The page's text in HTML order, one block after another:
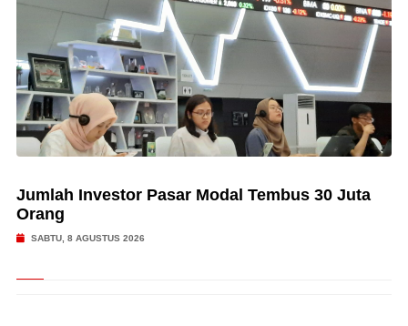
Jumlah Investor Pasar Modal Tembus 30 Juta
Orang
SABTU, 8 AGUSTUS 2026